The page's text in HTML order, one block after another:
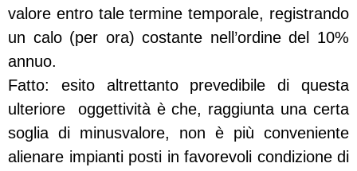
valore entro tale termine temporale, registrando
un calo (per ora) costante nell’ordine del 10%
annuo.
Fatto: esito altrettanto prevedibile di questa
ulteriore oggettività è che, raggiunta una certa
soglia di minusvalore, non è più conveniente
alienare impianti posti in favorevoli condizione di